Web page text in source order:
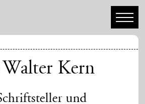
Walter Kern
und